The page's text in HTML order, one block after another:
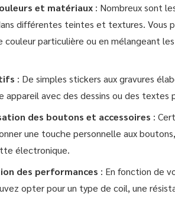
et matériaux : Nombreux sont
différentes teintes et textures. Vous
particulière ou en mélangeant
: De simples stickers aux gravures
appareil avec des dessins ou des
des boutons et accessoires :
une touche personnelle aux
électronique.
des performances : En fonction de
opter pour un type de coil, une